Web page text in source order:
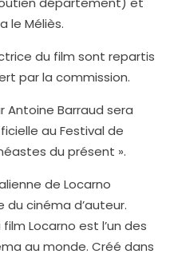
le Méliès.
du film sont repartis
par la commission.
Antoine Barraud sera
au Festival de
du présent ».
de Locarno
cinéma d’auteur.
Locarno est l’un des
au monde. Créé dans